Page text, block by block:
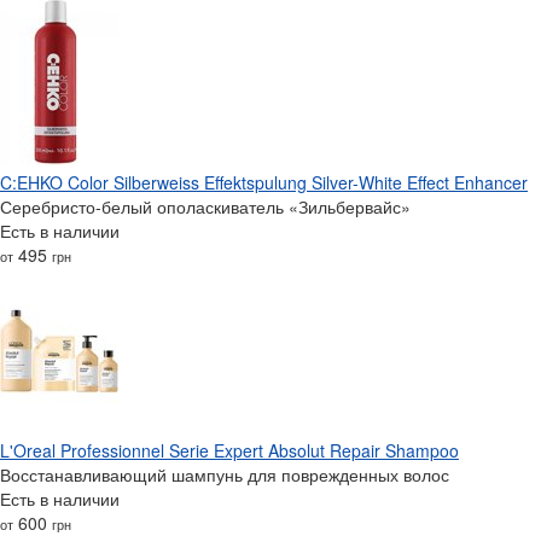
C:EHKO Color Silberweiss Effektspulung Silver-White Effect Enhancer
Серебристо-белый ополаскиватель «Зильбервайс»
Есть в наличии
от 495 грн
L'Oreal Professionnel Serie Expert Absolut Repair Shampoo
Восстанавливающий шампунь для поврежденных волос
Есть в наличии
от 600 грн